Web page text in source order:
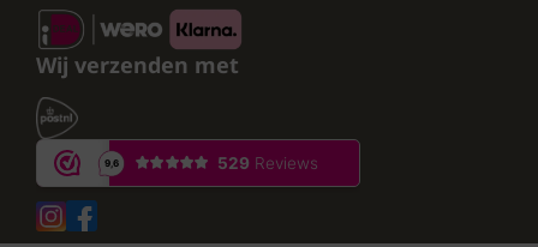
Wij verzenden met